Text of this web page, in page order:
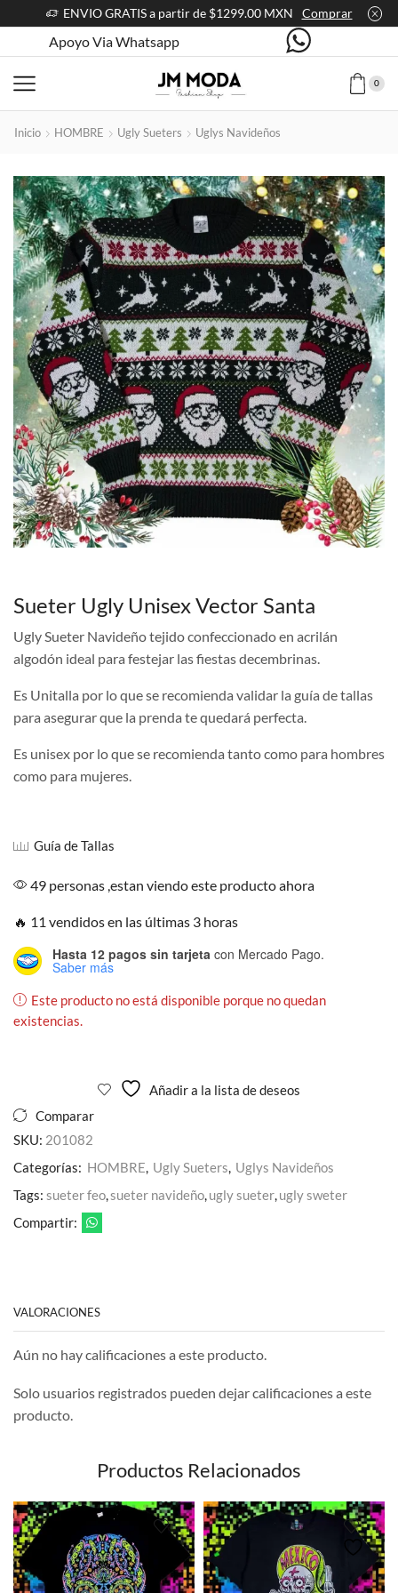
ENVIO GRATIS a partir de $1299.00 MXN Comprar
Apoyo Via Whatsapp
0
Inicio HOMBRE Ugly Sueters Uglys Navideños
Sueter Ugly Unisex Vector Santa
Ugly Sueter Navideño tejido confeccionado en acrilán
algodón ideal para festejar las fiestas decembrinas.
Es Unitalla por lo que se recomienda validar la guía de tallas
para asegurar que la prenda te quedará perfecta.
Es unisex por lo que se recomienda tanto como para hombres
como para mujeres.
Guía de Tallas
49 personas ,estan viendo este producto ahora
🔥 11 vendidos en las últimas 3 horas
Hasta 12 pagos sin tarjeta con Mercado Pago.
Saber más
Este producto no está disponible porque no quedan
existencias.
Añadir a la lista de deseos
Comparar
SKU: 201082
Categorías: HOMBRE, Ugly Sueters, Uglys Navideños
Tags: sueter feo,sueter navideño,ugly sueter,ugly sweter
Compartir:
VALORACIONES
Aún no hay calificaciones a este producto.
Solo usuarios registrados pueden dejar calificaciones a este
producto.
Productos Relacionados